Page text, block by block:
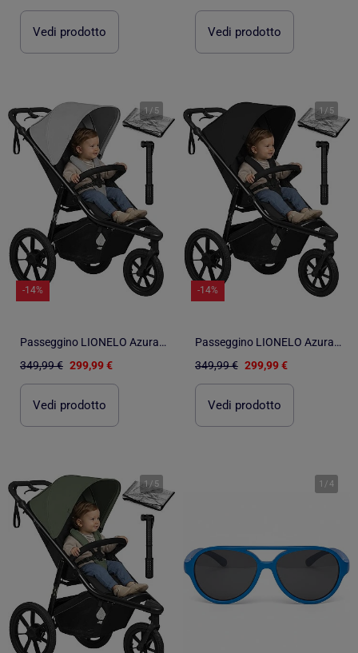
Vedi prodotto Vedi prodotto
1 / 5
-14%
Passeggino LIONELO Azura All-Terrain - Sportivo - Fino a 22 kg - Doppio freno - Pompa inclusa
349,99 € 299,99 €
Vedi prodotto
1 / 5
-14%
Passeggino LIONELO Azura All-Terrain - Sportivo - Fino a 22 kg - Doppio freno - Pompa inclusa
349,99 € 299,99 €
Vedi prodotto
1/ 5 1 /4